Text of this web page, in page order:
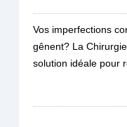
Vos imperfections
gênent? La
solution idéale pour